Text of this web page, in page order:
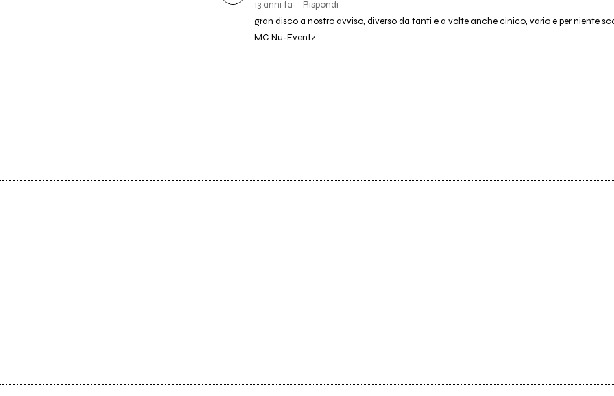
13 anni fa
Rispondi
gran disco a nostro avviso, diverso da tanti e a volte anche cinico, vario e per niente
MC Nu-Eventz